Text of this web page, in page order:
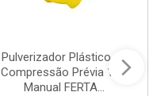
Pulverizador Plástico de
Compressão Prévia 1,5L
Manual FERTA...